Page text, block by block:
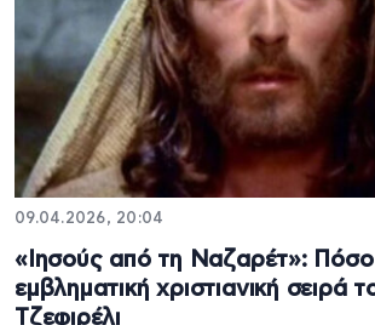
09.04.2026, 20:04
«Ιησούς από τη Ναζαρέτ»: Πόσο
εμβληματική χριστιανική σειρά
Τζεφιρέλι